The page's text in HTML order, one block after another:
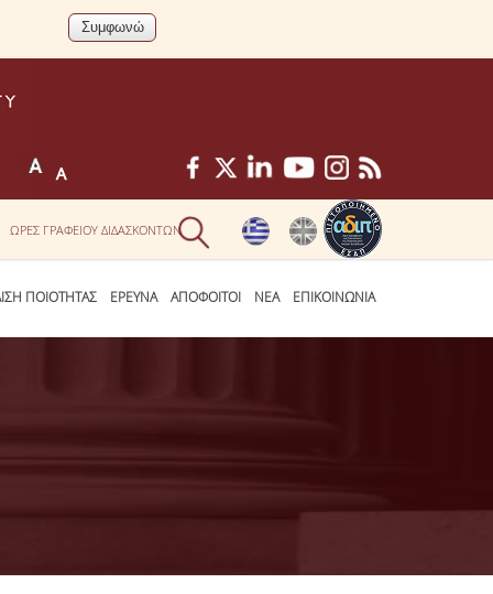
ΩΡΕΣ ΓΡΑΦΕΙΟΥ ΔΙΔΑΣΚΟΝΤΩΝ
ΠΟΙΟΤΗΤΑΣ ΕΡΕΥΝΑ ΑΠΟΦΟΙΤΟΙ ΝΕΑ ΕΠΙΚΟΙΝΩΝΙΑ